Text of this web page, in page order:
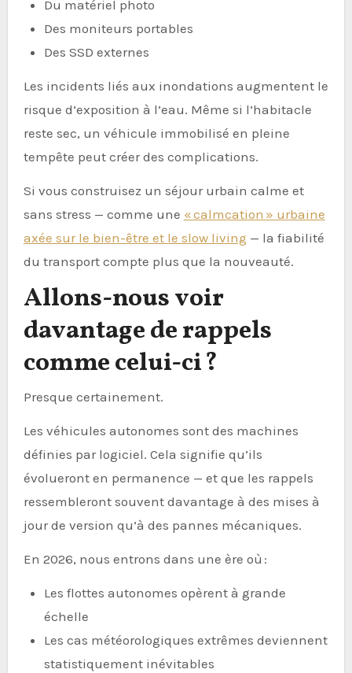
Du matériel photo
Des moniteurs portables
Des SSD externes
Les incidents liés aux inondations augmentent le
risque d’exposition à l’eau. Même si l’habitacle
reste sec, un véhicule immobilisé en pleine
tempête peut créer des complications.
Si vous construisez un séjour urbain calme et
sans stress — comme une « calmcation » urbaine
axée sur le bien-être et le slow living — la fiabilité
du transport compte plus que la nouveauté.
Allons-nous voir
davantage de rappels
comme celui-ci ?
Presque certainement.
Les véhicules autonomes sont des machines
définies par logiciel. Cela signifie qu’ils
évolueront en permanence — et que les rappels
ressembleront souvent davantage à des mises à
jour de version qu’à des pannes mécaniques.
En 2026, nous entrons dans une ère où :
Les flottes autonomes opèrent à grande
échelle
Les cas météorologiques extrêmes deviennent
statistiquement inévitables